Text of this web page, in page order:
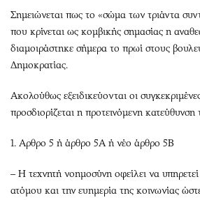
Σημειώνεται πως το «σώμα των τριάντα
που κρίνεται ως κομβικής σημασίας η
διαμοιράστηκε σήμερα το πρωί στους
Δημοκρατίας.
Ακολούθως εξειδικεύονται οι
προσδιορίζεται η προτεινόμενη
1. Αρθρο 5 ή άρθρο 5Α ή νέο άρθρο 5Β
– Η τεχνητή νοημοσύνη οφείλει να
ατόμου και την ευημερία της κοινωνίας